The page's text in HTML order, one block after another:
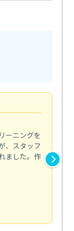
ーニングを
、スタッフ
ました。作